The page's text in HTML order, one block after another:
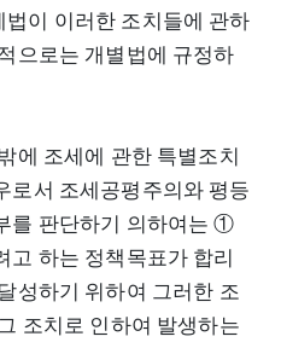
이 이러한 조치들에 관하
으로는 개별법에 규정하
에 조세에 관한 특별조치
로서 조세공평주의와 평등
를 판단하기 의하여는 ①
고 하는 정책목표가 합리
성하기 위하여 그러한 조
조치로 인하여 발생하는